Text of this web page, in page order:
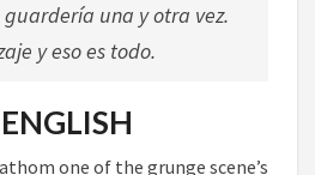
una y otra vez.
y eso es todo.
one of the grunge scene’s